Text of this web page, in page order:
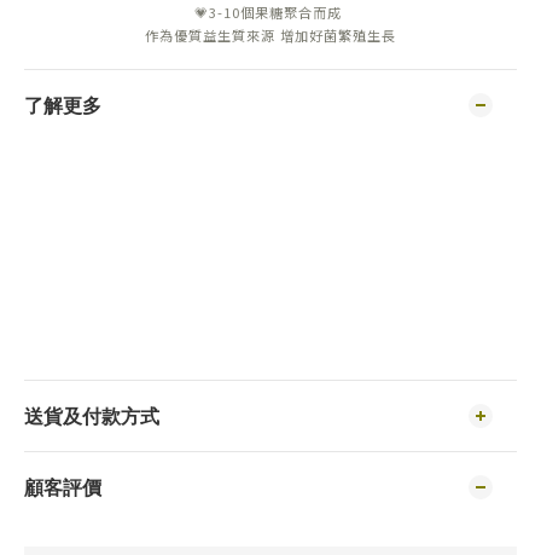
💗3-10個果糖聚合而成
作為優質益生質來源 增加好菌繁殖生長
了解更多
送貨及付款方式
顧客評價